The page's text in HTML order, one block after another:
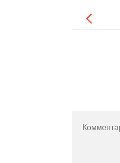
записям